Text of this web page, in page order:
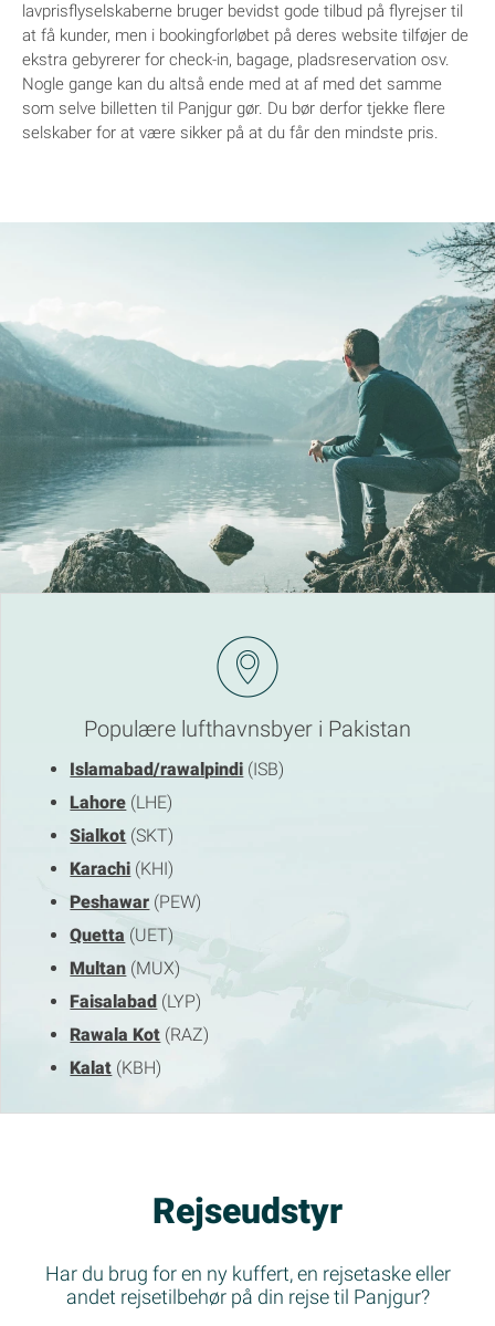
lavprisflyselskaberne bruger bevidst gode tilbud på flyrejser til
at få kunder, men i bookingforløbet på deres website tilføjer de
ekstra gebyrerer for check-in, bagage, pladsreservation osv.
Nogle gange kan du altså ende med at af med det samme
som selve billetten til Panjgur gør. Du bør derfor tjekke flere
selskaber for at være sikker på at du får den mindste pris.
Populære lufthavnsbyer i Pakistan
Islamabad/rawalpindi (ISB)
Lahore (LHE)
Sialkot (SKT)
Karachi (KHI)
Peshawar (PEW)
Quetta (UET)
Multan (MUX)
Faisalabad (LYP)
Rawala Kot (RAZ)
Kalat (KBH)
Rejseudstyr
Har du brug for en ny kuffert, en rejsetaske eller
andet rejsetilbehør på din rejse til Panjgur?